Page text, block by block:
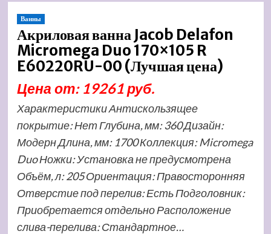
Ванны
Акриловая ванна Jacob Delafon
Micromega Duo 170×105 R
E60220RU-00 (Лучшая цена)
Цена от: 19261 руб.
Характеристики Антискользящее
покрытие: Нет Глубина, мм: 360 Дизайн:
Модерн Длина, мм: 1700 Коллекция: Micromega
Duo Ножки: Установка не предусмотрена
Объём, л: 205 Ориентация: Правосторонняя
Отверстие под перелив: Есть Подголовник:
Приобретается отдельно Расположение
слива-перелива: Стандартное…